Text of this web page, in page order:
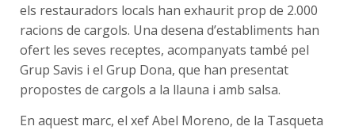
els restauradors locals han exhaurit prop de 2.000
racions de cargols. Una desena d’establiments han
ofert les seves receptes, acompanyats també pel
Grup Savis i el Grup Dona, que han presentat
propostes de cargols a la llauna i amb salsa.
En aquest marc, el xef Abel Moreno, de la Tasqueta